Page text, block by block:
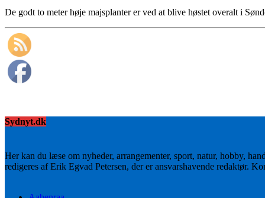
De godt to meter høje majsplanter er ved at blive høstet overalt i
Sydnyt.dk
Her kan du læse om nyheder, arrangementer, sport, natur, hobby,
redigeres af Erik Egvad Petersen, der er ansvarshavende redaktør.